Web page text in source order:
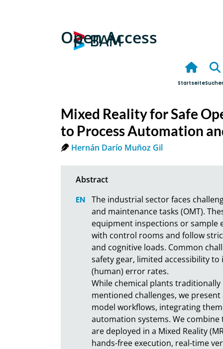
Open Access
Startseite
Mixed Reality for Safe
to Process Automation
Hernán Darío Muñoz Gil
The industrial sector faces
and maintenance tasks (OMT).
equipment inspections or sample
with control rooms and follow
and cognitive loads. Common
safety gear, limited accessibility
(human) error rates.
While chemical plants
mentioned challenges, we
model workflows, integrating
automation systems. We
are deployed in a Mixed Reality
hands-free execution, real-time